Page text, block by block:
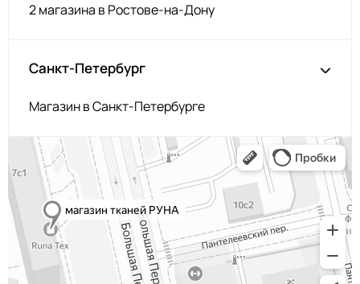
2 магазина в Ростове-на-Дону
Санкт-Петербург
Магазин в Санкт-Петербурге